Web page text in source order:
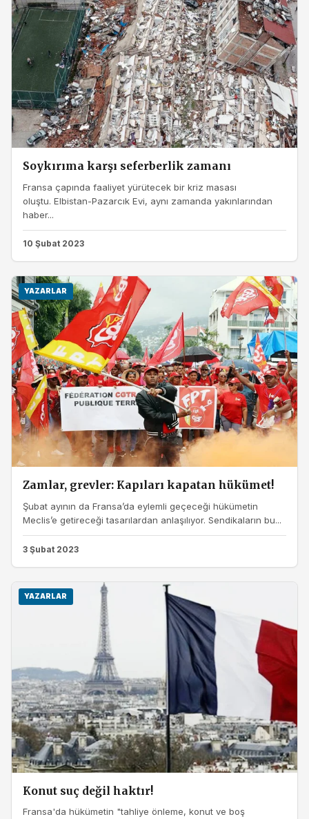
Soykırıma karşı seferberlik zamanı
Fransa çapında faaliyet yürütecek bir kriz masası
oluştu. Elbistan-Pazarcık Evi, aynı zamanda yakınlarından
haber...
10 Şubat 2023
YAZARLAR
Zamlar, grevler: Kapıları kapatan hükümet!
Şubat ayının da Fransa’da eylemli geçeceği hükümetin
Meclis’e getireceği tasarılardan anlaşılıyor. Sendikaların bu...
3 Şubat 2023
YAZARLAR
Konut suç değil haktır!
Fransa'da hükümetin "tahliye önleme, konut ve boş